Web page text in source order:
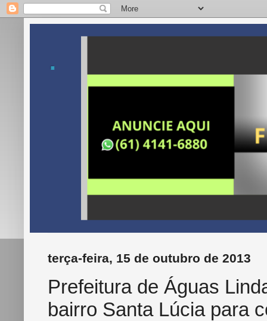
.
terça-feira, 15 de outubro de 2013
Prefeitura de Águas
bairro Santa Lúcia para